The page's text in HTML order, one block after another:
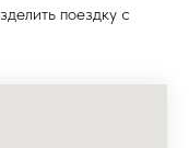
поездку с